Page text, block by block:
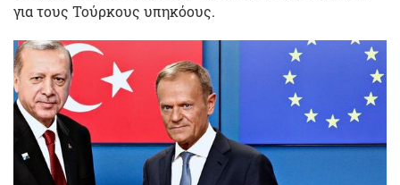
για τους Τούρκους υπηκόους.